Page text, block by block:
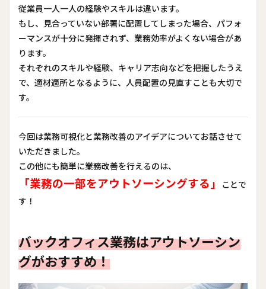
従業員一人一人の経験やスキルは違います。
もし、見合っていない部署に配置してしまった場合、パフォ
ーマンスが十分に発揮されず、業務効率がよくない場合があ
ります。
それぞれのスキルや経験、キャリア志向などを把握したうえ
で、適材適所となるように、人員配置の見直すことも大切で
す。
今回は業務可視化と業務改善のアイデアについてお話させて
いただきました。
この他にも簡単に業務改善を行えるのは、
「業務の一部をアウトソーシングする」
ことで
す！
バックオフィス業務はアウトソーシン
グがおすすめ！